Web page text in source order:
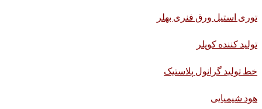
توری استیل ورق فنری بهلر
تولید کننده کوپلر
خط تولید گرانول پلاستیک
هود شیمیایی